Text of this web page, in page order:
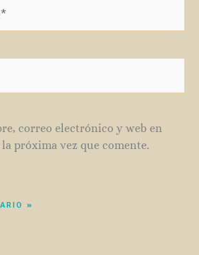
correo electrónico y web en
próxima vez que comente.